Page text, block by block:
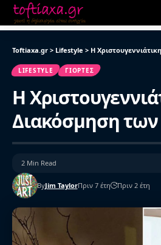
Toftiaxa.gr > Lifestyle > Η
LIFESTYLE ΓΙΟΡΤΈΣ
Η
Διακόσμηση
ByJim TaylorΠριν 7 έτη Πριν 2 έτη
2 Min Read